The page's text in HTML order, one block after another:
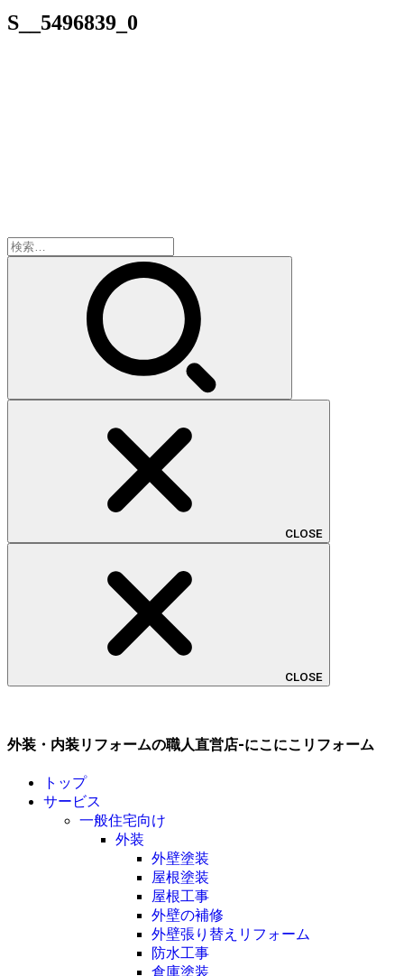
S__5496839_0
検
索:
CLOSE
CLOSE
外装・内装リフォームの職人直営店-にこにこリフォーム
トップ
サービス
一般住宅向け
外装
外壁塗装
屋根塗装
屋根工事
外壁の補修
外壁張り替えリフォーム
防水工事
倉庫塗装